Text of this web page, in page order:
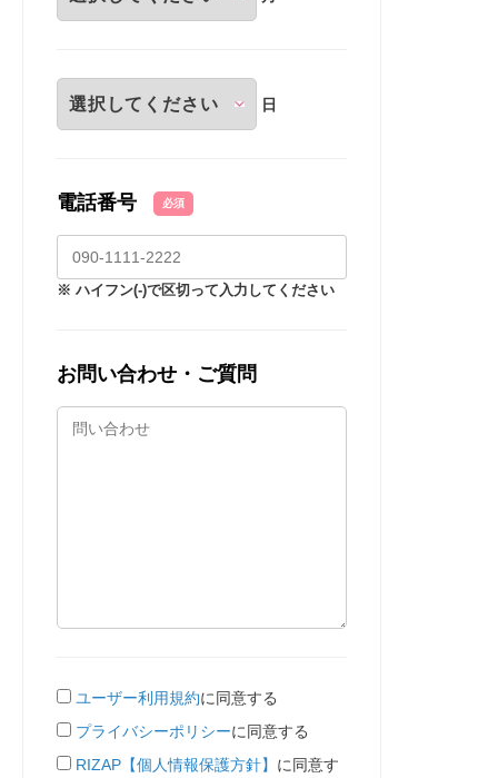
日
電話番号 必須
※ ハイフン(-)で区切って入力してください
お問い合わせ・ご質問
ユーザー利用規約に同意する
プライバシーポリシーに同意する
RIZAP【個人情報保護方針】 に同意す